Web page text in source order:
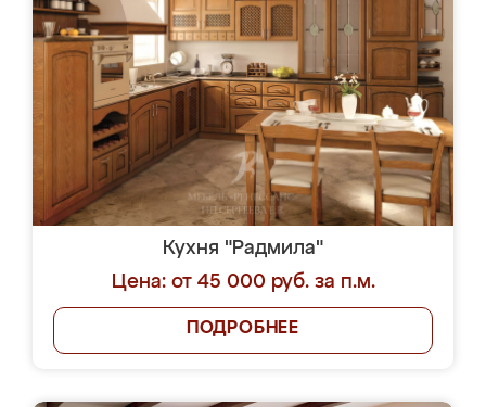
Кухня "Радмила"
Цена: от 45 000 руб. за п.м.
ПОДРОБНЕЕ